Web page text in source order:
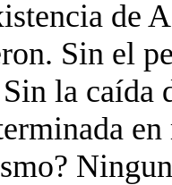
de
Sin el
la caída